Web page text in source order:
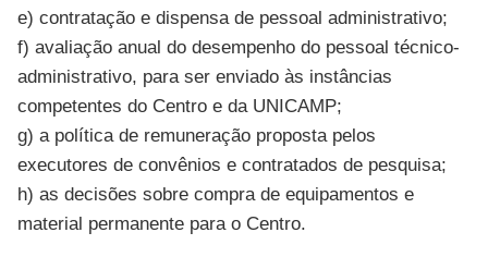
e) contratação e dispensa de pessoal administrativo;
f) avaliação anual do desempenho do pessoal técnico-
administrativo, para ser enviado às instâncias
competentes do Centro e da UNICAMP;
g) a política de remuneração proposta pelos
executores de convênios e contratados de pesquisa;
h) as decisões sobre compra de equipamentos e
material permanente para o Centro.